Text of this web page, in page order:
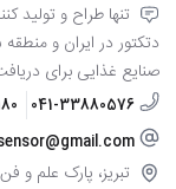
تنها طراح و تولید
دتکتور در ایران و
صنایع غذایی برای
041-33880576
تبریز، پارک علم و